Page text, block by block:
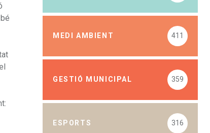
MEDI AMBIENT 411
GESTIÓ MUNICIPAL 359
ESPORTS 316